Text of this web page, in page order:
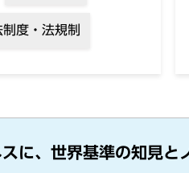
制度・法規制
に、世界基準の知見と